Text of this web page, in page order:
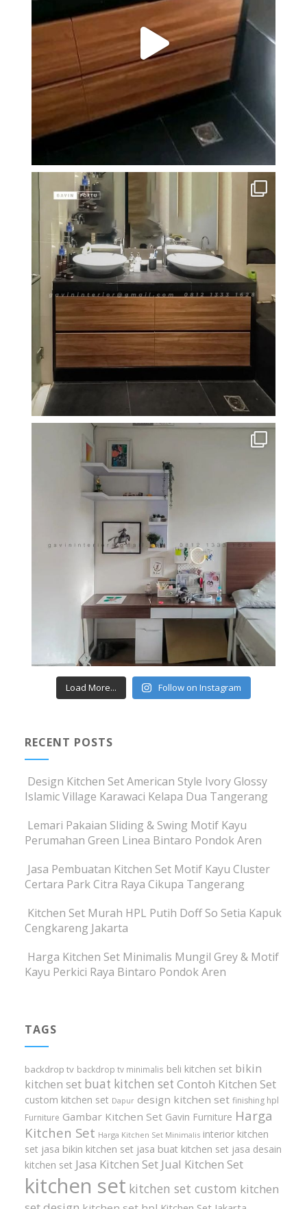
Load More... Follow on Instagram
RECENT POSTS
Design Kitchen Set American Style Ivory Glossy
Islamic Village Karawaci Kelapa Dua Tangerang
Lemari Pakaian Sliding & Swing Motif Kayu
Perumahan Green Linea Bintaro Pondok Aren
Jasa Pembuatan Kitchen Set Motif Kayu Cluster
Certara Park Citra Raya Cikupa Tangerang
Kitchen Set Murah HPL Putih Doff So Setia Kapuk
Cengkareng Jakarta
Harga Kitchen Set Minimalis Mungil Grey & Motif
Kayu Perkici Raya Bintaro Pondok Aren
TAGS
backdrop tv backdrop tv minimalis beli kitchen set bikin
kitchen set buat kitchen set Contoh Kitchen Set
custom kitchen set Dapur design kitchen set finishing hpl
Furniture Gambar Kitchen Set Gavin Furniture Harga
Kitchen Set Harga Kitchen Set Minimalis interior kitchen
set jasa bikin kitchen set jasa buat kitchen set jasa desain
kitchen set Jasa Kitchen Set Jual Kitchen Set
kitchen set kitchen set custom kitchen